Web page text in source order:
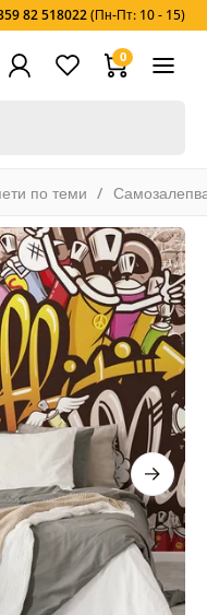
82 518022(Пн-Пт: 10 - 15)
0
по теми